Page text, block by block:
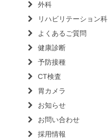
外科
リハビリテーション科
よくあるご質問
健康診断
予防接種
CT検査
胃カメラ
お知らせ
お問い合わせ
採用情報